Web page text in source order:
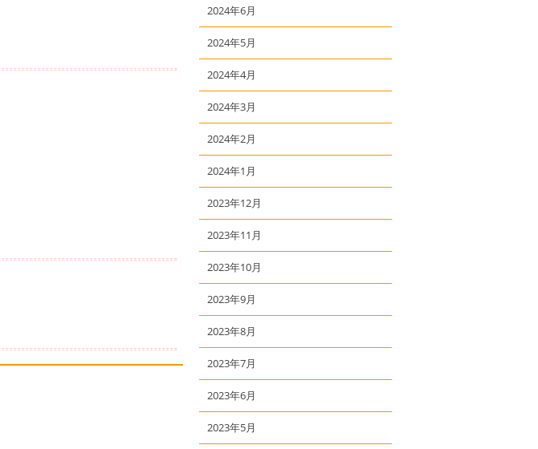
2024年6月
2024年5月
2024年4月
2024年3月
2024年2月
2024年1月
2023年12月
2023年11月
2023年10月
2023年9月
2023年8月
2023年7月
2023年6月
2023年5月